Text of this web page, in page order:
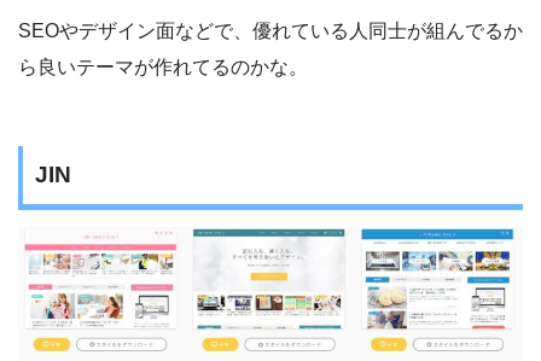
SEOやデザイン面などで、優れている人同士が組んでるか
ら良いテーマが作れてるのかな。
JIN